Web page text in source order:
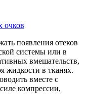
очков
появления отеков
системы или в
вмешательств,
жидкости в тканях.
вместе с
компрессии,